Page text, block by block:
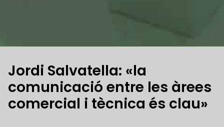
Jordi Salvatella: «la
comunicació entre les àrees
comercial i tècnica és clau»